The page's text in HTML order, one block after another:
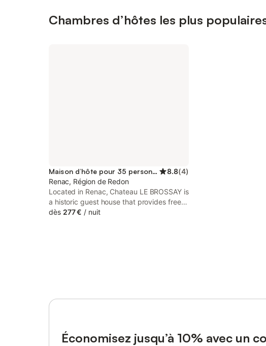
Chambres d’hôtes les plus
Maison d’hôte pour 35 personnes 8.8(4)
Renac, Région de Redon
Located in Renac, Chateau LE BROSSAY is
a historic guest house that provides free
WiFi, and guests can enjoy pool with a
dès 277 € / nuit
Économisez jusqu’à 10% avec un